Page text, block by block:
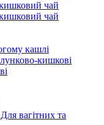
чай
чай
кашлі
кишкові
вагітних та